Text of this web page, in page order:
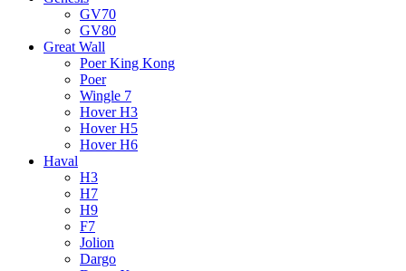
GV70
GV80
Great Wall
Poer King Kong
Poer
Wingle 7
Hover H3
Hover H5
Hover H6
Haval
H3
H7
H9
F7
Jolion
Dargo